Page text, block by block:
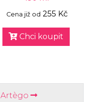
Cena již od 255 Kč
Chci koupit
Artègo